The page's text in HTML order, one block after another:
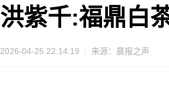
洪紫千:福鼎白
2026-04-25 22:14:19 来源：晨报之声